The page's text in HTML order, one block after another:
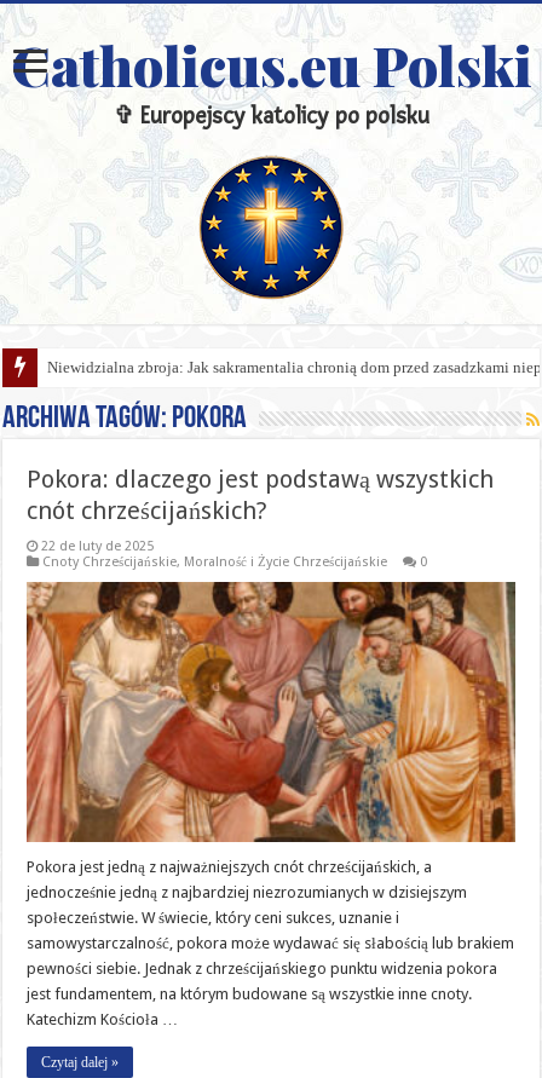
Catholicus.eu Polski
✞ Europejscy katolicy po polsku
Niewidzialna zbroja: Jak sakramentalia chronią dom przed zasadzkami
Archiwa tagów: Pokora
Pokora: dlaczego jest podstawą wszystkich
cnót chrześcijańskich?
22 de luty de 2025
Cnoty Chrześcijańskie, Moralność i Życie Chrześcijańskie 0
Pokora jest jedną z najważniejszych cnót chrześcijańskich, a
jednocześnie jedną z najbardziej niezrozumianych w dzisiejszym
społeczeństwie. W świecie, który ceni sukces, uznanie i
samowystarczalność, pokora może wydawać się słabością lub brakiem
pewności siebie. Jednak z chrześcijańskiego punktu widzenia pokora
jest fundamentem, na którym budowane są wszystkie inne cnoty.
Katechizm Kościoła …
Czytaj dalej »